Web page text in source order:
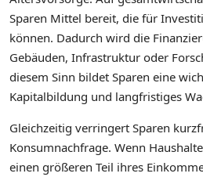
Sparen Mittel bereit, die für
können. Dadurch wird die
Gebäuden, Infrastruktur oder
diesem Sinn bildet Sparen eine
Kapitalbildung und langfristiges
Gleichzeitig verringert Sparen
Konsumnachfrage. Wenn
einen größeren Teil ihres